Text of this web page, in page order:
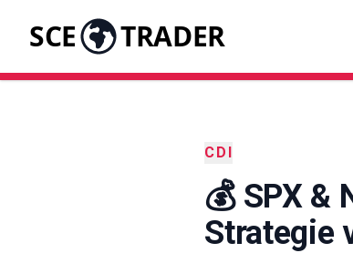
SCE TRADER
CDI
💰 SPX &
Strategie